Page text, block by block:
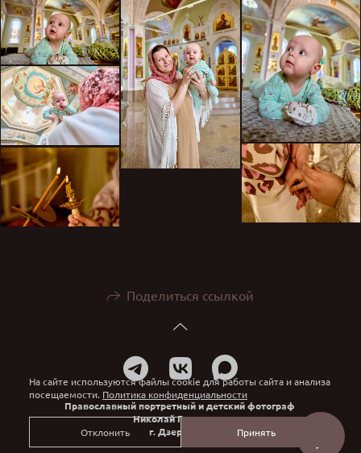
Поделиться ссылкой
Православный портретный и детский фотограф
Николай Голованов
г. Дзержинск
На сайте используются файлы cookie для работы сайта и анализа
посещаемости. Политика конфиденциальности
Отклонить Принять